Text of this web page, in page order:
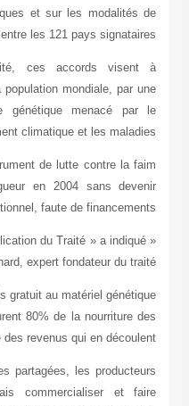
d’échange
Première
« produire
utilisation
Le traité
et la
« On vient de
Ce cadre
de 60
hommes
A partir des
de